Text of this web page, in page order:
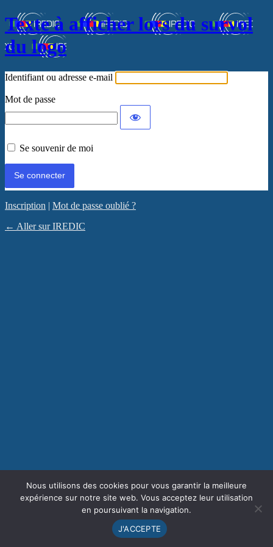
Texte à afficher lors du survol
du logo
Identifiant ou adresse e-mail
Mot de passe
Se souvenir de moi
Inscription | Mot de passe oublié ?
← Aller sur IREDIC
Nous utilisons des cookies pour vous garantir la meilleure
expérience sur notre site web. Vous acceptez leur utilisation
en poursuivant la navigation.
J'ACCEPTE